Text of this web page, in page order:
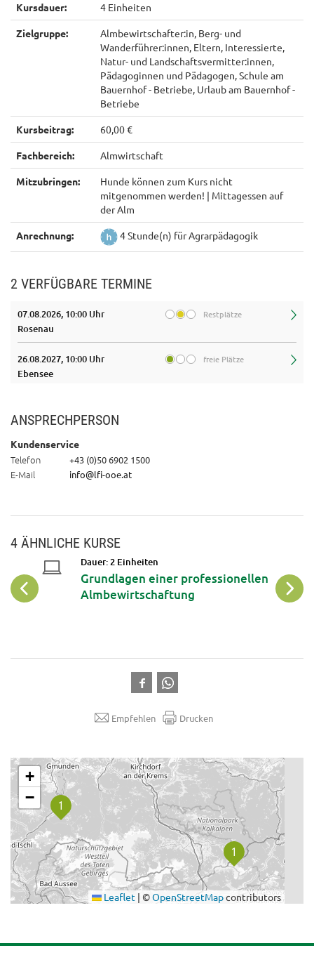
Kursdauer: 4 Einheiten
Zielgruppe:
Almbewirtschafter:in, Berg- und
Wanderführer:innen, Eltern, Interessierte,
Natur- und Landschaftsvermitter:innen,
Pädagoginnen und Pädagogen, Schule am
Bauernhof - Betriebe, Urlaub am Bauernhof -
Betriebe
Kursbeitrag: 60,00 €
Fachbereich: Almwirtschaft
Mitzubringen:
Hunde können zum Kurs nicht
mitgenommen werden! | Mittagessen auf
der Alm
Anrechnung: 4 Stunde(n) für Agrarpädagogik
2 VERFÜGBARE TERMINE
07.08.2026, 10:00 Uhr Restplätze
Rosenau
26.08.2027, 10:00 Uhr freie Plätze
Ebensee
ANSPRECHPERSON
Kundenservice
Telefon +43 (0)50 6902 1500
E-Mail info@lfi-ooe.at
4 ÄHNLICHE KURSE
Dauer: 2 Einheiten
Grundlagen einer professionellen
Almbewirtschaftung
Apr
Empfehlen Drucken
.
+
−
Leaflet | ©OpenStreetMapcontributors